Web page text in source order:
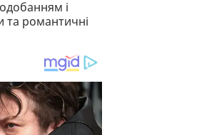
і
та романтичні